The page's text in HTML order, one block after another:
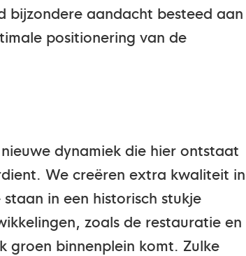
bijzondere aandacht besteed aan
positionering van de
dynamiek die hier ontstaat
We creëren extra kwaliteit in
in een historisch stukje
zoals de restauratie en
groen binnenplein komt. Zulke